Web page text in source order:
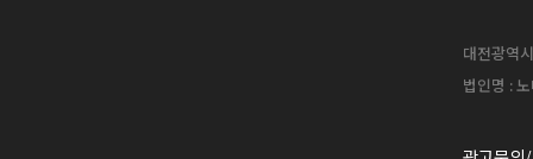
대전광역
법인명 :